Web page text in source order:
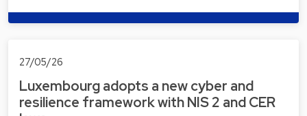
27/05/26
Luxembourg adopts a new cyber and
resilience framework with NIS 2 and CER